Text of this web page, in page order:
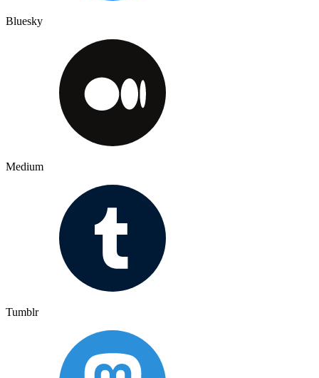
Bluesky
Medium
Tumblr